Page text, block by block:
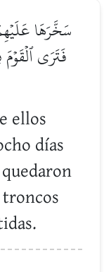
سَخَّرَهَا
فَتَرَى
ellos
días